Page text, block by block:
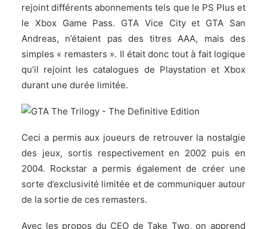
rejoint différents abonnements tels que le PS Plus et
le Xbox Game Pass. GTA Vice City et GTA San
Andreas, n’étaient pas des titres AAA, mais des
simples « remasters ». Il était donc tout à fait logique
qu’il rejoint les catalogues de Playstation et Xbox
durant une durée limitée.
Ceci a permis aux joueurs de retrouver la nostalgie
des jeux, sortis respectivement en 2002 puis en
2004. Rockstar a permis également de créer une
sorte d’exclusivité limitée et de communiquer autour
de la sortie de ces remasters.
Avec les propos du CEO de Take Two, on apprend